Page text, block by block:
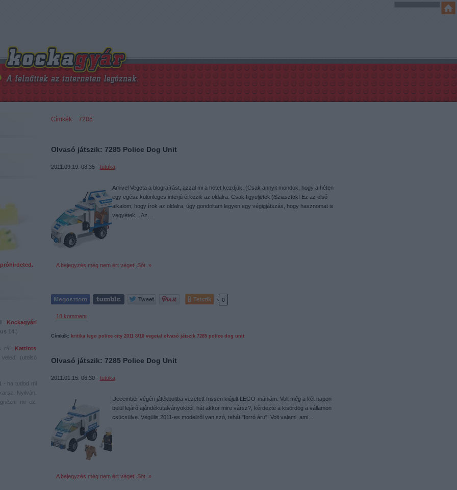
Kockagyári
14.)
rá!
Kattints
(utolsó
- ha tudod mi
Nyilván.
mi ez.
Címkék» 7285
Olvasó játszik: 7285 Police Dog Unit
2011.09.19. 08:35 - tutuka
Amivel Vegeta a blograírást, azzal mi a hetet kezdjük. (Csak annyit mondok, hogy a héten
egy egész különleges interjú érkezik az oldalra. Csak figyeljetek!)Sziasztok! Ez az első
alkalom, hogy írok az oldalra, úgy gondoltam legyen egy végigjátszás, hogy hasznomat is
vegyétek…Az…
A bejegyzés még nem ért véget! Sőt. »
Tetszik 0
18komment
Címkék: kritika lego police city 2011 8/10 vegetal olvasó játszik 7285 police dog unit
Olvasó játszik: 7285 Police Dog Unit
2011.01.15. 06:30 - tutuka
December végén játékboltba vezetett frissen kiújult LEGO-mániám. Volt még a két napon
belül lejáró ajándékutalványokból, hát akkor mire vársz?, kérdezte a kisördög a vállamon
csücsülve. Végülis 2011-es modellről van szó, tehát "forró áru"! Volt valami, ami…
A bejegyzés még nem ért véget! Sőt. »